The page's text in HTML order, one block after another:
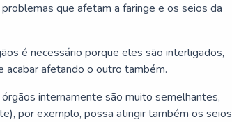
problemas que afetam a faringe e os seios da
é necessário porque eles são interligados,
afetando o outro também.
internamente são muito semelhantes,
por exemplo, possa atingir também os seios